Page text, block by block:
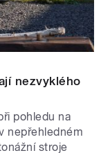
nezvyklého
pohledu na
nepřehledném
stroje